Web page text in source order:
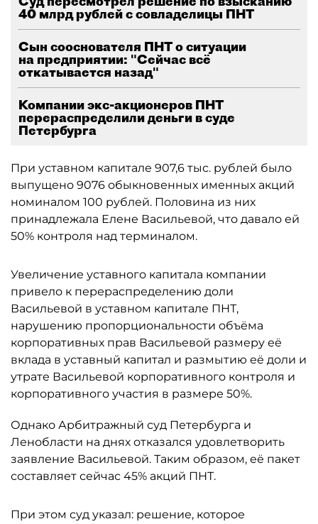
40 млрд рублей с совладелицы ПНТ
Сын сооснователя ПНТ о ситуации
на предприятии: "Сейчас всё
откатывается назад"
Компании экс-акционеров ПНТ
перераспределили деньги в суде
Петербурга
При уставном капитале 907,6 тыс. рублей было
выпущено 9076 обыкновенных именных акций
номиналом 100 рублей. Половина из них
принадлежала Елене Васильевой, что давало ей
50% контроля над терминалом.
Увеличение уставного капитала компании
привело к перераспределению доли
Васильевой в уставном капитале ПНТ,
нарушению пропорциональности объёма
корпоративных прав Васильевой размеру её
вклада в уставный капитал и размытию её доли и
утрате Васильевой корпоративного контроля и
корпоративного участия в размере 50%.
Однако Арбитражный суд Петербурга и
Ленобласти на днях отказался удовлетворить
заявление Васильевой. Таким образом, её пакет
составляет сейчас 45% акций ПНТ.
При этом суд указал: решение, которое